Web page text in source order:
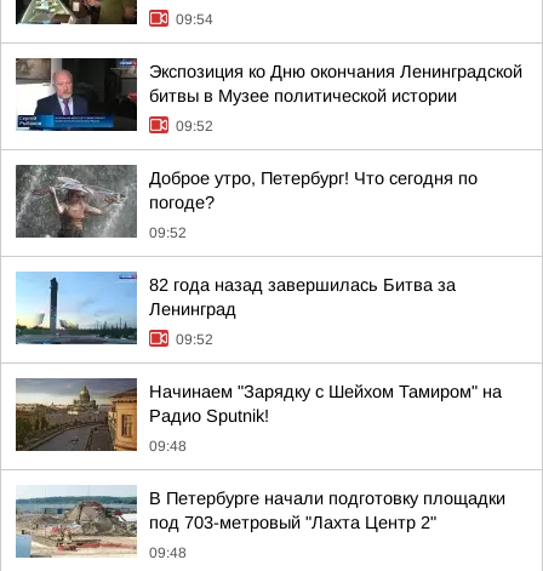
09:54
Экспозиция ко Дню окончания Ленинградской
битвы в Музее политической истории
09:52
Доброе утро, Петербург! Что сегодня по
погоде?
09:52
82 года назад завершилась Битва за
Ленинград
09:52
Начинаем "Зарядку с Шейхом Тамиром" на
Радио Sputnik!
09:48
В Петербурге начали подготовку площадки
под 703-метровый "Лахта Центр 2"
09:48